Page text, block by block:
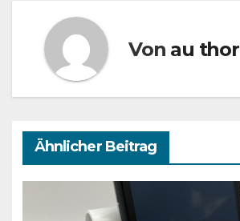
Von au thor
Ähnlicher Beitrag